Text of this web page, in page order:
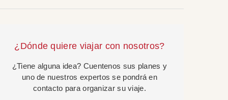
¿Dónde quiere viajar con nosotros?
¿Tiene alguna idea? Cuentenos sus planes y
uno de nuestros expertos se pondrá en
contacto para organizar su viaje.